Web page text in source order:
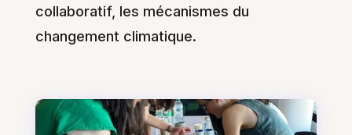
collaboratif, les mécanismes du
changement climatique.